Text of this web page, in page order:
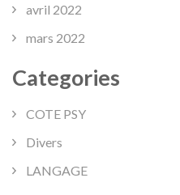
avril 2022
mars 2022
Categories
COTE PSY
Divers
LANGAGE